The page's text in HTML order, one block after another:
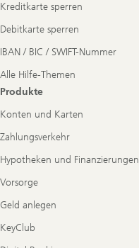
Kreditkarte sperren
Debitkarte sperren
IBAN / BIC / SWIFT-Nummer
Alle Hilfe-Themen
Produkte
Konten und Karten
Zahlungsverkehr
Hypotheken und Finanzierungen
Vorsorge
Geld anlegen
KeyClub